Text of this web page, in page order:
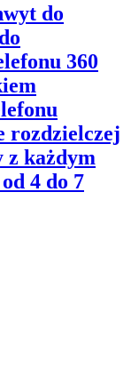
do
360
rozdzielczej
z każdym
4 do 7